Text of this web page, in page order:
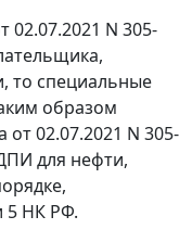
02.07.2021 N 305-
то специальные
образом
02.07.2021 N 305-
для нефти,
5 НК РФ.